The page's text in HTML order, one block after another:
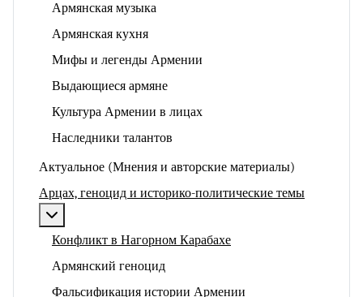
Армянская музыка
Армянская кухня
Мифы и легенды Армении
Выдающиеся армяне
Культура Армении в лицах
Наследники талантов
Актуальное (Мнения и авторские материалы)
Арцах, геноцид и историко-политические темы
Конфликт в Нагорном Карабахе
Армянский геноцид
Фальсификация истории Армении